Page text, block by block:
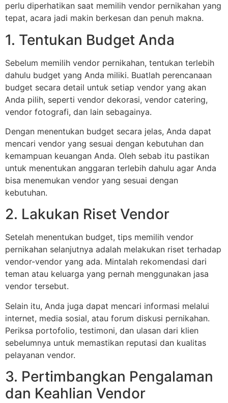
perlu diperhatikan saat memilih vendor pernikahan yang
tepat, acara jadi makin berkesan dan penuh makna.
1. Tentukan Budget Anda
Sebelum memilih vendor pernikahan, tentukan terlebih
dahulu budget yang Anda miliki. Buatlah perencanaan
budget secara detail untuk setiap vendor yang akan
Anda pilih, seperti vendor dekorasi, vendor catering,
vendor fotografi, dan lain sebagainya.
Dengan menentukan budget secara jelas, Anda dapat
mencari vendor yang sesuai dengan kebutuhan dan
kemampuan keuangan Anda. Oleh sebab itu pastikan
untuk menentukan anggaran terlebih dahulu agar Anda
bisa menemukan vendor yang sesuai dengan
kebutuhan.
2. Lakukan Riset Vendor
Setelah menentukan budget, tips memilih vendor
pernikahan selanjutnya adalah melakukan riset terhadap
vendor-vendor yang ada. Mintalah rekomendasi dari
teman atau keluarga yang pernah menggunakan jasa
vendor tersebut.
Selain itu, Anda juga dapat mencari informasi melalui
internet, media sosial, atau forum diskusi pernikahan.
Periksa portofolio, testimoni, dan ulasan dari klien
sebelumnya untuk memastikan reputasi dan kualitas
pelayanan vendor.
3. Pertimbangkan Pengalaman
dan Keahlian Vendor